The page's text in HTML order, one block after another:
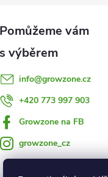
info@growzone.cz
+420 773 997 903
Growzone na FB
growzone_cz